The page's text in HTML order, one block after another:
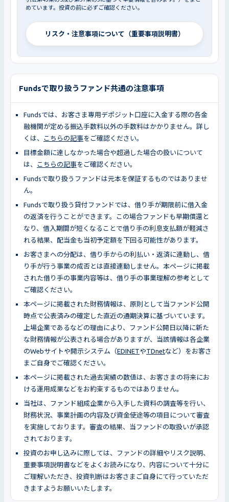
めています。投資の前に必ずご確認ください。
リスク・注意事項について（重要事項説明書）
Fundsで取り扱うファンド共通の注意事項
Fundsでは、お客さま専用デポジット口座に入金する際の各金
融機関が定める振込手数料以外の手数料はかかりません。詳し
くは、
こちらの記事をご確認ください。
目標金額に達しなかった場合や超過した場合の扱いについて
は、
こちらの記事をご確認ください。
Fundsで取り扱うファンドは元本を保証するものではありませ
ん。
Fundsで取り扱う貸付ファンドでは、借り手が期限前に借入金
の返済を行うことができます。この場合ファンドも早期償還と
なり、借入期間が短くなることで借り手の利息支払額が軽減さ
れる結果、配当金も当初予定額を下回る可能性があります。
お客さまへの分配は、借り手からの利払い・返済に連動し、借
り手が行う事業の成否とは直接連動しません。本ページに掲載
された借り手の事業内容等は、借り手の事業理解の参考として
ご確認ください。
本ページに掲載された財務情報は、原則として当ファンド公開
時点で公表済みの確定した直近の通期決算に基づいています。
上場企業であるなどの理由により、ファンド公開日以降に新た
な財務情報が公表される場合がありますが、当該情報は各企業
のWebサイトや開示システム（EDINETやTDnetなど）をお客さ
まご自身でご確認ください。
本ページに掲載された過去実績の数値は、お客さまの将来にお
ける運用成果などをお約束するものではありません。
当社は、ファンド組成企業から入手した資料の調査等を行い、
財務状況、事業計画の内容及び資金使途等の項目について審査
を実施しております。審査の結果、当ファンドの取扱いが承認
されております。
投資のお申し込みに際しては、ファンドの詳細やリスク説明、
重要事項説明書などをよくお読みになり、内容について十分に
ご理解いただき、投資判断はお客さまご自身にて行っていただ
きますようお願いいたします。